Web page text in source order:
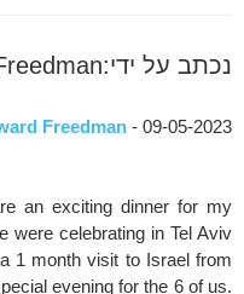
נכתב על ידי:Howard Freedman
Freedman - 09-05-2023
an exciting dinner for my
were celebrating in Tel Aviv
1 month visit to Israel from
evening for the 6 of us.